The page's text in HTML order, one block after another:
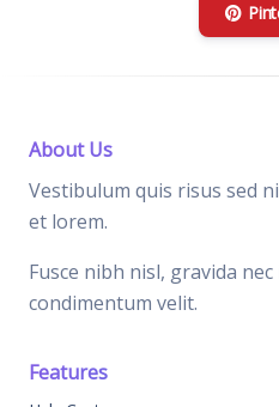
About Us
Vestibulum quis risus sed
et lorem.
Fusce nibh nisl, gravida
condimentum velit.
Features